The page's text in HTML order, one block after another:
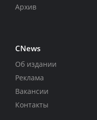
Архив
CNews
Об издании
Реклама
Вакансии
Контакты